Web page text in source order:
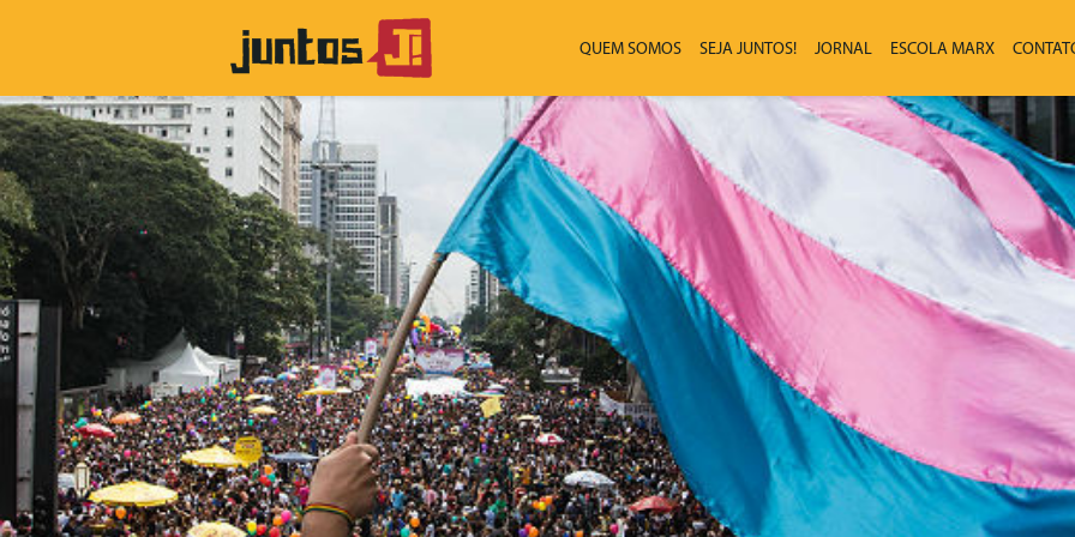
QUEM SOMOS SEJA JUNTOS! JORNAL ESCOLA MARX